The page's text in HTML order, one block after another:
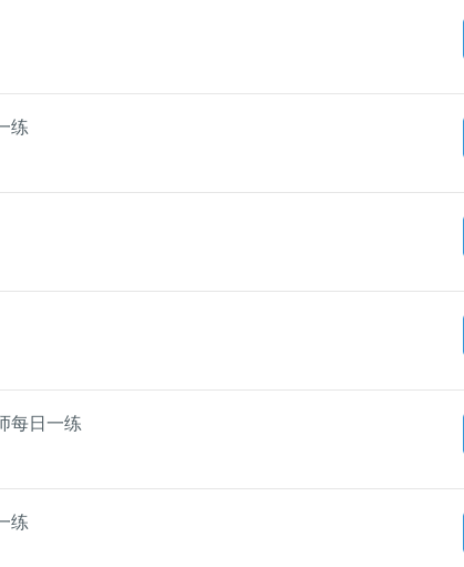
练
每日一练
练